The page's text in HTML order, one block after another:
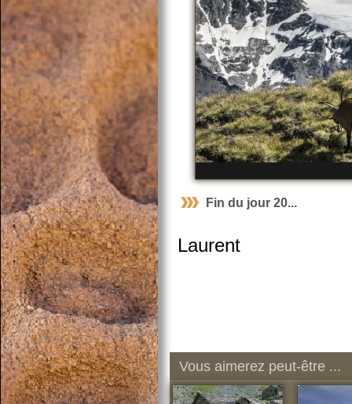
Fin du jour 20...
Laurent
Vous aimerez peut-être ...